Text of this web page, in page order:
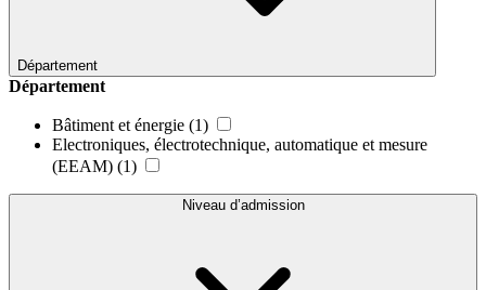
Département
Département
Bâtiment et énergie (1)
Electroniques, électrotechnique, automatique et mesure
(EEAM) (1)
Niveau d’admission